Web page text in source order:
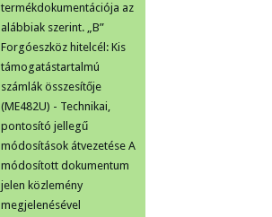
termékdokumentációja az
alábbiak szerint. „B”
Forgóeszköz hitelcél: Kis
támogatástartalmú
számlák összesítője
(ME482U) - Technikai,
pontosító jellegű
módosítások átvezetése A
módosított dokumentum
jelen közlemény
megjelenésével